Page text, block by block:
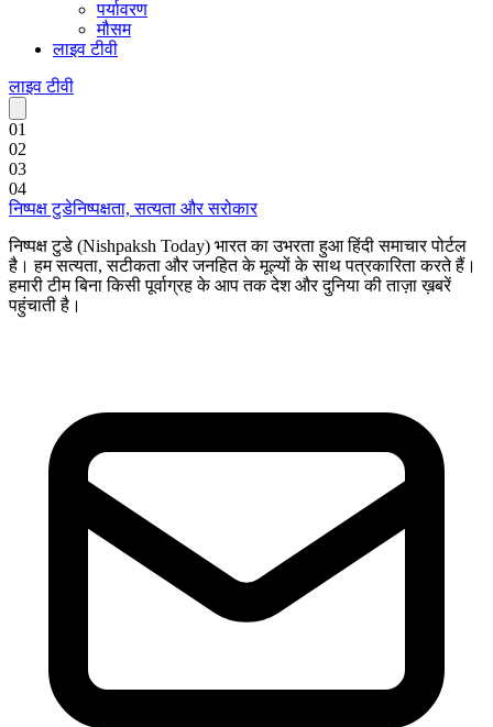
पर्यावरण
मौसम
लाइव टीवी
लाइव टीवी
01
02
03
04
निष्पक्ष टुडेनिष्पक्षता, सत्यता और सरोकार
निष्पक्ष टुडे (Nishpaksh Today) भारत का उभरता हुआ हिंदी समाचार पोर्टल
है। हम सत्यता, सटीकता और जनहित के मूल्यों के साथ पत्रकारिता करते हैं।
हमारी टीम बिना किसी पूर्वाग्रह के आप तक देश और दुनिया की ताज़ा ख़बरें
पहुंचाती है।